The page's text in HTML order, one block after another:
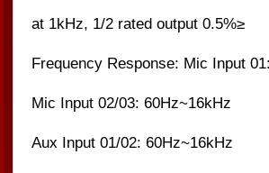
≤0.5% at 1kHz, 1/2 rated output
Frequency Response: Mic Input
Mic Input 02/03: 60Hz~16kHz
Aux Input 01/02: 60Hz~16kHz